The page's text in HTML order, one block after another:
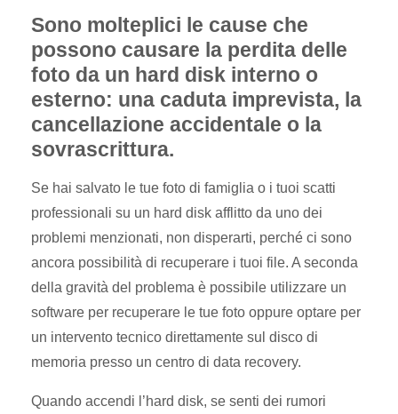
Sono molteplici le cause che
possono causare la perdita delle
foto da un hard disk interno o
esterno: una caduta imprevista, la
cancellazione accidentale o la
sovrascrittura.
Se hai salvato le tue foto di famiglia o i tuoi scatti
professionali su un hard disk afflitto da uno dei
problemi menzionati, non disperarti, perché ci sono
ancora possibilità di recuperare i tuoi file. A seconda
della gravità del problema è possibile utilizzare un
software per recuperare le tue foto oppure optare per
un intervento tecnico direttamente sul disco di
memoria presso un centro di data recovery.
Quando accendi l’hard disk, se senti dei rumori